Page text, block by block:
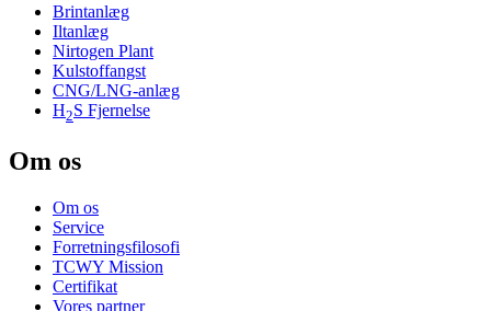
Brintanlæg
Iltanlæg
Nirtogen Plant
Kulstoffangst
CNG/LNG-anlæg
H2S Fjernelse
Om os
Om os
Service
Forretningsfilosofi
TCWY Mission
Certifikat
Vores partner